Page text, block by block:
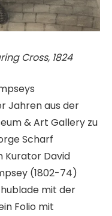
Cross, 1824
Jahren aus der
& Art Gallery zu
Scharf
Kurator David
(1802-74)
mit der
Folio mit